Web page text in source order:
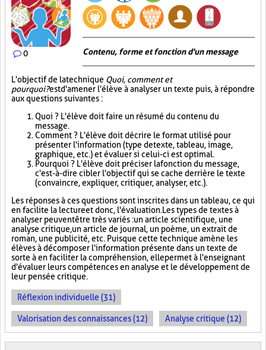
0 Contenu, forme et fonction d'un message
L'objectif de la technique Quoi, comment et
pourquoi?est d'amener l'élève à analyser un texte puis, à répondre
aux questions suivantes :
Quoi ? L'élève doit faire un résumé du contenu du
message.
Comment ? L'élève doit décrire le format utilisé pour
présenter l'information (type de texte, tableau, image,
graphique, etc.) et évaluer si celui-ci est optimal.
Pourquoi ? L'élève doit préciser la fonction du message,
c'est-à-dire cibler l'objectif qui se cache derrière le texte
(convaincre, expliquer, critiquer, analyser, etc.).
Les réponses à ces questions sont inscrites dans un tableau, ce qui
en facilite la lecture et donc, l'évaluation. Les types de textes à
analyser peuvent être très variés : un article scientifique, une
analyse critique, un article de journal, un poème, un extrait de
roman, une publicité, etc. Puisque cette technique amène les
élèves à décomposer l'information présente dans un texte de
sorte à en faciliter la compréhension, elle permet à l'enseignant
d'évaluer leurs compétences en analyse et le développement de
leur pensée critique.
Réflexion individuelle (31)
Valorisation des connaissances (12) Analyse critique (12)